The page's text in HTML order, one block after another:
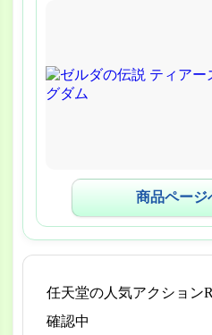
商品ページ
任天堂の人気アクション
確認中